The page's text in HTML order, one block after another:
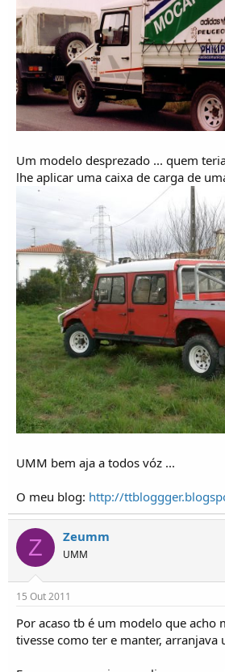
Um modelo desprezado ... quem
lhe aplicar uma caixa de carga de
UMM bem aja a todos vóz ...
O meu blog: http://
Z Zeumm
UMM
15 Out 2011
Por acaso tb é um modelo que acho
tivesse como ter e manter, arranjava